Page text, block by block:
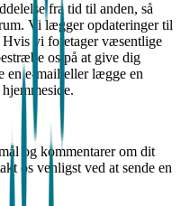
fra tid til anden, så
Vi lægger opdateringer til
Hvis vi foretager væsentlige
os på at give dig
en e-mail eller lægge en
og kommentarer om dit
os venligst ved at sende en